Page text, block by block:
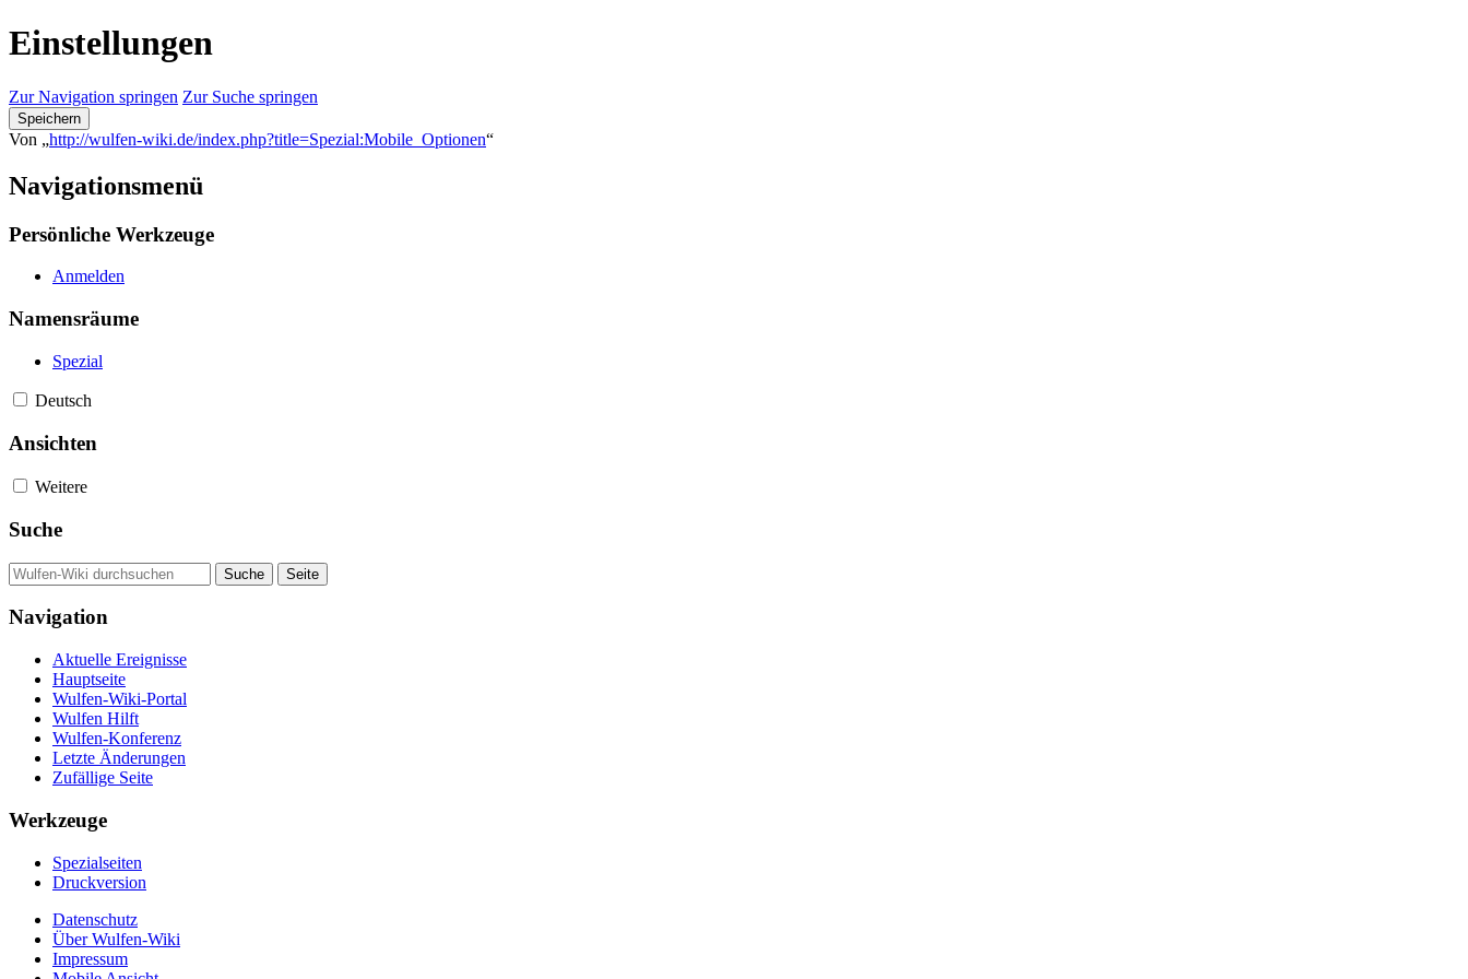
Einstellungen
Zur Navigation springen Zur Suche springen
Speichern
Von „http://wulfen-wiki.de/index.php?title=Spezial:Mobile_Optionen“
Navigationsmenü
Persönliche Werkzeuge
Anmelden
Namensräume
Spezial
Deutsch
Ansichten
Weitere
Suche
Navigation
Aktuelle Ereignisse
Hauptseite
Wulfen-Wiki-Portal
Wulfen Hilft
Wulfen-Konferenz
Letzte Änderungen
Zufällige Seite
Werkzeuge
Spezialseiten
Druckversion
Datenschutz
Über Wulfen-Wiki
Impressum